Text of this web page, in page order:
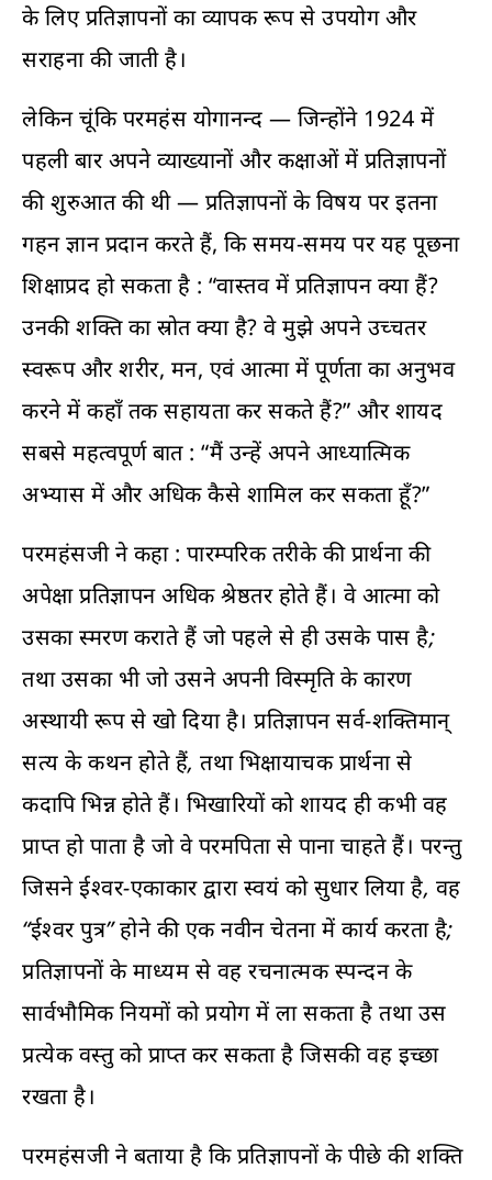
के लिए प्रतिज्ञापनों का व्यापक रूप से उपयोग और
सराहना की जाती है।
लेकिन चूंकि परमहंस योगानन्द — जिन्होंने 1924 में
पहली बार अपने व्याख्यानों और कक्षाओं में प्रतिज्ञापनों
की शुरुआत की थी — प्रतिज्ञापनों के विषय पर इतना
गहन ज्ञान प्रदान करते हैं, कि समय-समय पर यह पूछना
शिक्षाप्रद हो सकता है : “वास्तव में प्रतिज्ञापन क्या हैं?
उनकी शक्ति का स्रोत क्या है? वे मुझे अपने उच्चतर
स्वरूप और शरीर, मन, एवं आत्मा में पूर्णता का अनुभव
करने में कहाँ तक सहायता कर सकते हैं?” और शायद
सबसे महत्वपूर्ण बात : “मैं उन्हें अपने आध्यात्मिक
अभ्यास में और अधिक कैसे शामिल कर सकता हूँ?”
परमहंसजी ने कहा : पारम्परिक तरीके की प्रार्थना की
अपेक्षा प्रतिज्ञापन अधिक श्रेष्ठतर होते हैं। वे आत्मा को
उसका स्मरण कराते हैं जो पहले से ही उसके पास है;
तथा उसका भी जो उसने अपनी विस्मृति के कारण
अस्थायी रूप से खो दिया है। प्रतिज्ञापन सर्व-शक्तिमान्
सत्य के कथन होते हैं, तथा भिक्षायाचक प्रार्थना से
कदापि भिन्न होते हैं। भिखारियों को शायद ही कभी वह
प्राप्त हो पाता है जो वे परमपिता से पाना चाहते हैं। परन्तु
जिसने ईश्वर-एकाकार द्वारा स्वयं को सुधार लिया है, वह
“ईश्वर पुत्र” होने की एक नवीन चेतना में कार्य करता है;
प्रतिज्ञापनों के माध्यम से वह रचनात्मक स्पन्दन के
सार्वभौमिक नियमों को प्रयोग में ला सकता है तथा उस
प्रत्येक वस्तु को प्राप्त कर सकता है जिसकी वह इच्छा
रखता है।
परमहंसजी ने बताया है कि प्रतिज्ञापनों के पीछे की शक्ति